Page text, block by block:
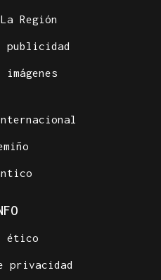
Región
publicidad
imágenes
ético
privacidad